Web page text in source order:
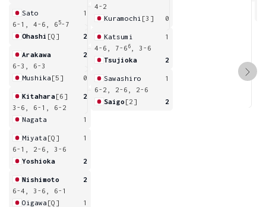
Sato
1
6-1, 4-6, 6 5-7
Ohashi [Q] 2
Arakawa
2
6-3, 6-3
Mushika [5] 0
Kitahara[6]
2
3-6, 6-1, 6-2
Nagata
1
Miyata [Q]
1
6-1, 2-6, 3-6
Yoshioka
2
Nishimoto
2
6-4, 3-6, 6-1
Oigawa [Q] 1
4-2
Kuramochi [3] 0
Katsumi
1
4-6, 7-6 6
, 3-6
Tsujioka
2
Sawashiro
1
6-2, 2-6, 2-6
Saigo [2] 2